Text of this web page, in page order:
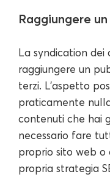
Raggiungere
La syndication
raggiungere un
terzi. L'aspetto
praticamente
contenuti che hai
necessario fare
proprio sito web o
propria strategia